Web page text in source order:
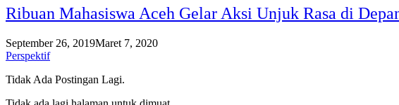
Ribuan Mahasiswa Aceh Gelar Aksi Unjuk Rasa di
September 26, 2019Maret 7, 2020
Perspektif
Tidak Ada Postingan Lagi.